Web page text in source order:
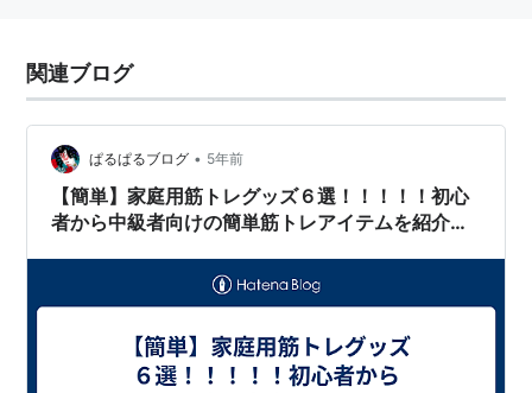
関連ブログ
ぱるぱるブログ • 5年前
【簡単】家庭用筋トレグッズ６選！！！！！初心
者から中級者向けの簡単筋トレアイテムを紹介し